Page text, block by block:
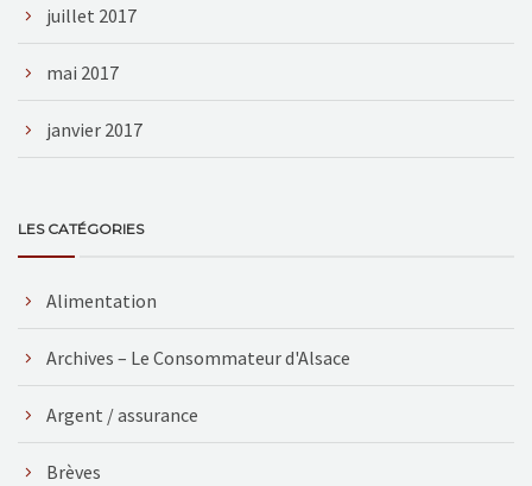
juillet 2017
mai 2017
janvier 2017
LES CATÉGORIES
Alimentation
Archives – Le Consommateur d'Alsace
Argent / assurance
Brèves